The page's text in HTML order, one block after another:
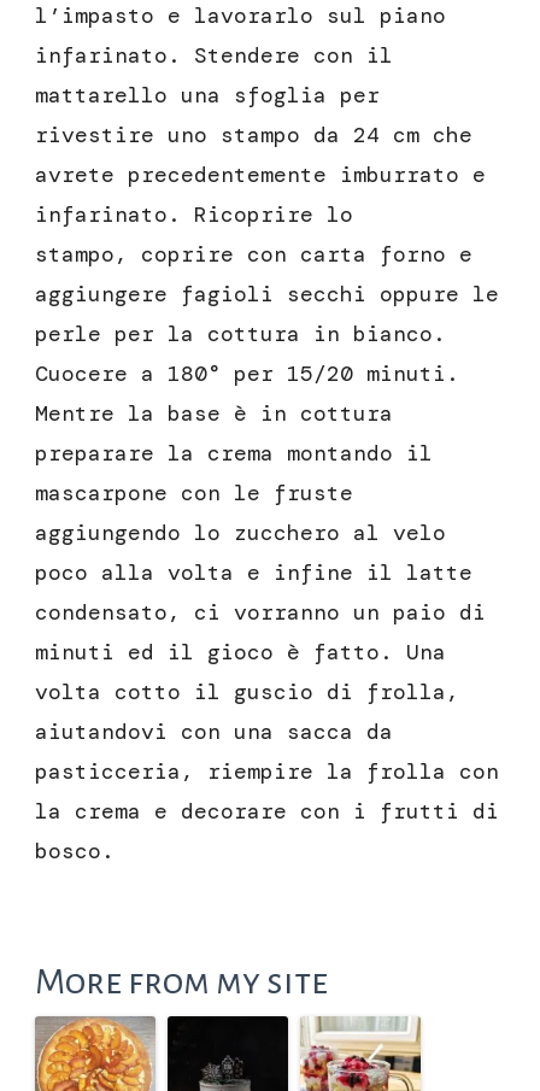
l’impasto e lavorarlo sul piano
infarinato. Stendere con il
mattarello una sfoglia per
rivestire uno stampo da 24 cm che
avrete precedentemente imburrato e
infarinato. Ricoprire lo
stampo, coprire con carta forno e
aggiungere fagioli secchi oppure le
perle per la cottura in bianco.
Cuocere a 180° per 15/20 minuti.
Mentre la base è in cottura
preparare la crema montando il
mascarpone con le fruste
aggiungendo lo zucchero al velo
poco alla volta e infine il latte
condensato, ci vorranno un paio di
minuti ed il gioco è fatto. Una
volta cotto il guscio di frolla,
aiutandovi con una sacca da
pasticceria, riempire la frolla con
la crema e decorare con i frutti di
bosco.
More from my site